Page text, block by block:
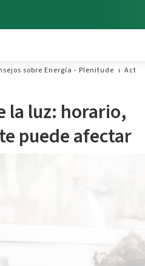
sobre Energía - Plenitude
la luz: horario,
puede afectar